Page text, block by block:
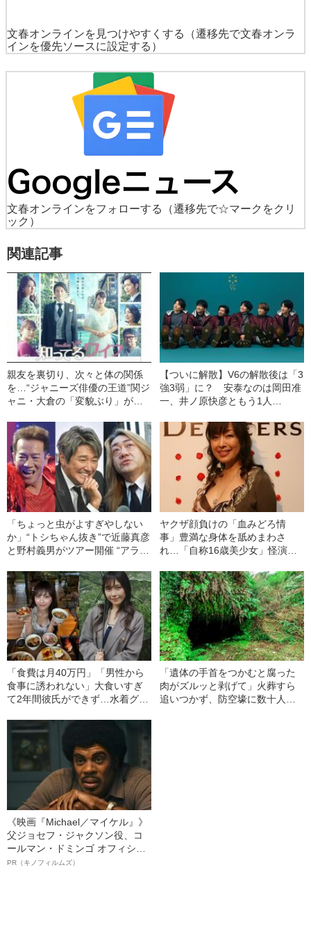
文春オンラインを見つけやすくする
（遷移先で文春オンラ
インを優先ソースに設定する）
文春オンラインをフォローする
（遷移先で☆マークをクリ
ック）
関連記事
親友を裏切り、次々と体の関係
を…“ジャニーズ俳優の王道”関ジ
ャニ・大倉の「変貌ぶり」がス
【ついに解散】V6の解散後は「3
強3弱」に？ 安泰なのは岡田准
一、井ノ原快彦ともう1人…
「ちょっと虫がよすぎやしない
か」“トシちゃん抜き”で近藤真彦
と野村義男がツアー開催 “アラ還
とは
ヤクザ顔負けの「血みどろ情
事」豊満な身体を舐めまわさ
れ…「自称16歳美少女」怪演
ぎる“熟れ方”
「食費は月40万円」「男性から
食事に誘われない」大食いすぎ
て2年間彼氏ができず…水着グラ
女子（24）が語る、驚愕の食生
「遺体の手首をつかむと腐った
肉がズルッと剥げて」火葬すら
追いつかず、防空壕に数十人
《映画『Michael／マイケル』》
父ジョセフ・ジャクソン役、コ
ールマン・ドミンゴ オフィシャ
ルインタビュー“観客を魅了した
PR（キノフィルムズ）